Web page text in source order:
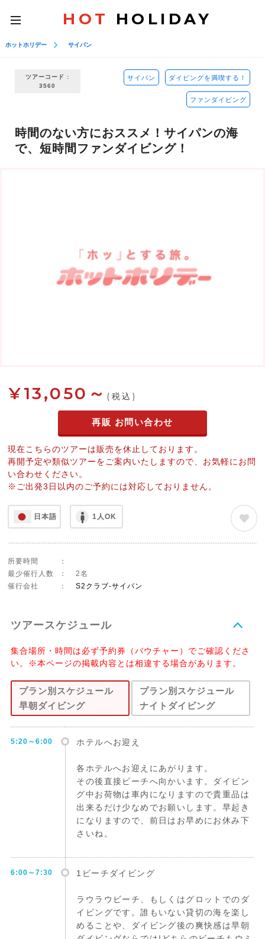
toggle
navigation
HOT HOLIDAY
ホットホリデー サイパン
ツアーコード :
3560
サイパン ダイビングを満喫する！
ファンダイビング
時間のない方におススメ！サイパンの海
で、短時間ファンダイビング！
¥13,050～ (税込)
再販 お問い合わせ
現在こちらのツアーは販売を休止しております。
再開予定や類似ツアーをご案内いたしますので、お気軽にお問
い合わせください。
※ご出発3日以内のご予約には対応しておりません。
日本語 1人OK
所要時間
：
最少催行人数
：
2名
催行会社
： S2クラブ-サイパン
ツアースケジュール
集合場所・時間は必ず予約券（バウチャー）でご確認くださ
い。※本ページの掲載内容とは相違する場合があります。
プラン別スケジュール
早朝ダイビング
5:20～6:00 ホテルへお迎え
各ホテルへお迎えにあがります。
その後直接ビーチへ向かいます。ダイビン
グ中お荷物は車内になりますので貴重品は
出来るだけ少なめでお願いします。早起き
になりますので、前日はお早めにお休み下
さいね。
6:00～7:30 1ビーチダイビング
ラウラウビーチ、もしくはグロットでのダ
イビングです。誰もいない貸切の海を楽し
めることや、ダイビング後の爽快感は早朝
プラン別スケジュール
ナイトダイビング